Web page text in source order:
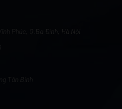
Phúc, Q.Ba Đình, Hà Nội
Tân Bình